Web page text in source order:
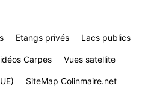
Etangs privés Lacs publics
Carpes Vues satellite
SiteMap Colinmaire.net